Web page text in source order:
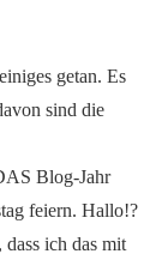
getan. Es
sind die
Blog-Jahr
feiern. Hallo!?
ich das mit